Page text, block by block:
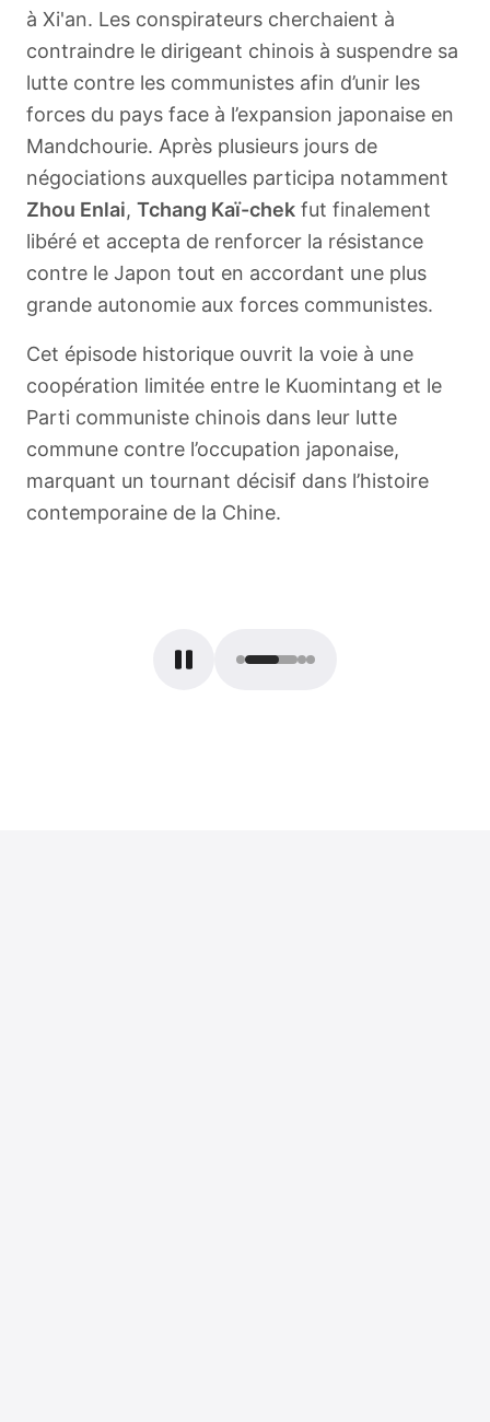
à Xi'an. Les conspirateurs cherchaient à
contraindre le dirigeant chinois à suspendre sa
lutte contre les communistes afin d’unir les
forces du pays face à l’expansion japonaise en
Mandchourie. Après plusieurs jours de
négociations auxquelles participa notamment
Zhou Enlai, Tchang Kaï-chek fut finalement
libéré et accepta de renforcer la résistance
contre le Japon tout en accordant une plus
grande autonomie aux forces communistes.
Cet épisode historique ouvrit la voie à une
coopération limitée entre le Kuomintang et le
Parti communiste chinois dans leur lutte
commune contre l’occupation japonaise,
marquant un tournant décisif dans l’histoire
contemporaine de la Chine.